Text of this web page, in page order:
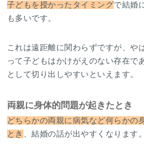
子どもを授かったタイミングで結婚
も多いです。
これは遠距離に関わらずですが、や
って子どもはかけがえのない存在で
として切り出しやすいといえます。
両親に身体的問題が起きたとき
どちらかの両親に病気など何らかの
とき
、結婚の話が出やすくなります。